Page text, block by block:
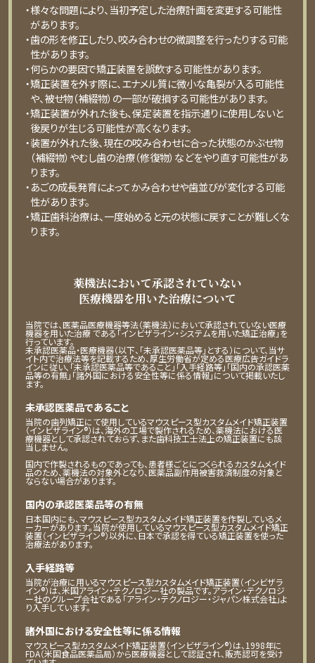
・様々な問題により、当初予定した治療計画を変更する可能性
があります。
・⻭の形を修正したり、咬み合わせの微調整を⾏ったりする可能
性があります。
・何らかの要因で矯正装置を誤飲する可能性があります。
・矯正装置を外す際に、エナメル質に微⼩な⻲裂が⼊る可能性
や、被せ物（補綴物）の⼀部が破損する可能性があります。
・矯正装置が外れた後も、保定装置を指⽰通りに使⽤しないと
後戻りが⽣じる可能性が⾼くなります。
・装置が外れた後、現在の咬み合わせに合った状態のかぶせ物
（補綴物）やむし⻭の治療（修復物）などをやり直す可能性があ
ります。
・あごの成⻑発育によってかみ合わせや⻭並びが変化する可能
性があります。
・矯正⻭科治療は、⼀度始めると元の状態に戻すことが難しくな
ります。
薬機法において承認されていない
医療機器を用いた治療について
当院では、医薬品医療機器等法（薬機法）において承認されていない医療
機器を用いた治療 である「インビザライン・システムを用いた矯正治療」を
行っています。
未承認医薬品・医療機器（以下、「未承認医薬品等」とする）について、当サ
イト内で治療法等を記載するため、厚生労働省が定める医療広告ガイドラ
インに従い、「未承認医薬品等であること」「入手経路等」「国内の承認医薬
品等の有無」「諸外国における安全性等に係る情報」について掲載いたし
ます。
未承認医薬品であること
当院の歯列矯正にて使用しているマウスピース型カスタムメイド矯正装置
（インビザライン®）は、海外の工場で製作されるため、薬機法における医
療機器として承認されておらず、また歯科技工士法上の矯正装置にも該
当しません。
国内で作製されるものであっても、患者様ごとにつくられるカスタムメイド
品のため、薬機法の対象外となり、医薬品副作用被害救済制度の対象と
ならない場合があります。
国内の承認医薬品等の有無
日本国内にも、マウスピース型カスタムメイド矯正装置を作製しているメ
ーカーがあります。当院が使用しているマウスピース型カスタムメイド矯正
装置（インビザライン®）以外に、日本で承認を得ている矯正装置を使った
治療法があります。
入手経路等
当院が治療に用いるマウスピース型カスタムメイド矯正装置（インビザラ
イン®）は、米国アライン・テクノロジー社の製品です。アライン・テクノロジ
ー社のグループ会社である「アライン・テクノロジー・ジャパン株式会社」よ
り入手しています。
諸外国における安全性等に係る情報
マウスピース型カスタムメイド矯正装置（インビザライン®）は、1998年に
FDA（米国食品医薬品局）から医療機器として認証され、販売認可を受け